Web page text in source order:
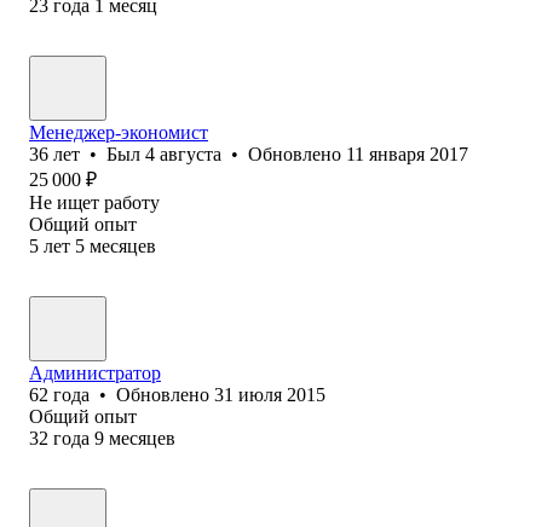
23 года 1 месяц
Менеджер-экономист
36 лет • Был 4 августа • Обновлено 11 января 2017
25 000 ₽
Не ищет работу
Общий опыт
5 лет 5 месяцев
Администратор
62 года • Обновлено 31 июля 2015
Общий опыт
32 года 9 месяцев